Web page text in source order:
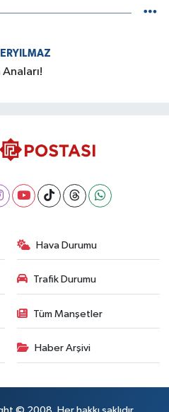
Hava Durumu
Trafik Durumu
Tüm Manşetler
Haber Arşivi